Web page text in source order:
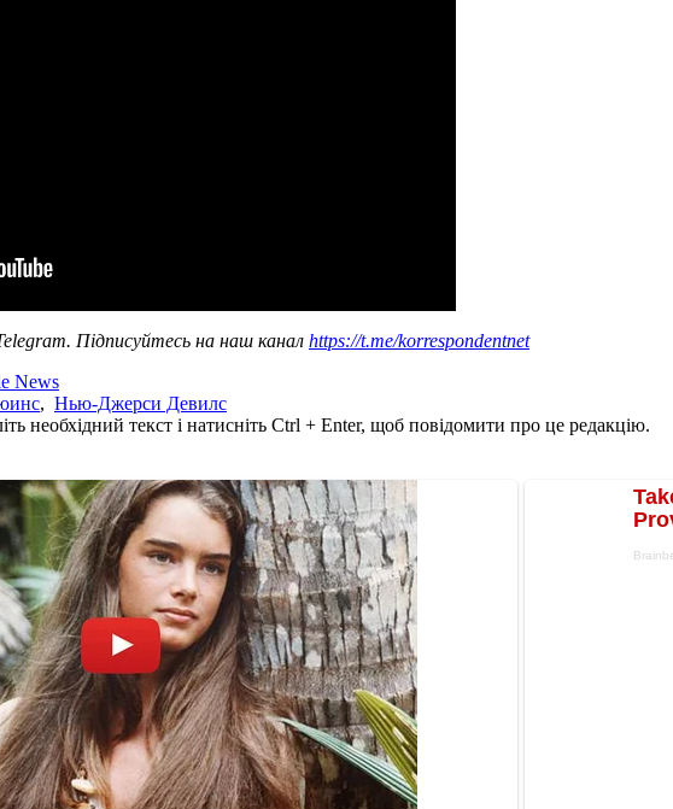
Підписуйтесь на наш канал https://t.me/korrespondentnet
News
, Нью-Джерси Девилс
необхідний текст і натисніть Ctrl + Enter, щоб повідомити про це редакцію.